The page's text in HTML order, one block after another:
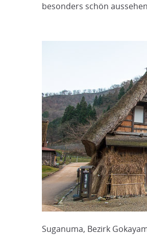
besonders schön
Suganuma, Bezirk